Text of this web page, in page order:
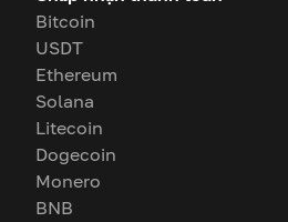
Bitcoin
USDT
Ethereum
Solana
Litecoin
Dogecoin
Monero
BNB